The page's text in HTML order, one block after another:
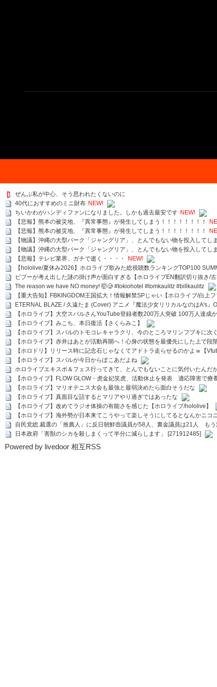
ぜんぶ私が中心、そう思われたくないのに
40代におすすめのミニ財布 NEW!
ちいかわがハンディファンになりました。しかも過去最安です NEW!
【悲報】熊本の被災地、『異常事態』が発生してしまう！！！！！！！！
【悲報】熊本の被災地、『異常事態』が発生してしまう！！！！！！！！
【物議】沖縄の大型パーク「ジャングリア」、とんでもない物を投入してし
【物議】沖縄の大型パーク「ジャングリア」、とんでもない物を投入してし
【悲報】テレビ業界、ガチで逝く・・・・
NEW!
【hololive/夏休み2026】ホロライブ歌みた総視聴数ランキングTOP100
ビブーが考え出した謎の掛け声が面白すぎる【ホロライブEN翻訳切り抜き/
The reason we have NO money! 🤯🥲 #tokiohotel #tomkaulitz #billkaulitz
【重大告知】FBKINGDOM王国拡大！情報解禁SPじゃい【ホロライブ/白上
ETERNAL BLAZE / 久遠たま (Cover) アニメ『魔法少女リリカルなのはA's』
【ホロライブ】大空スバルさんYouTube登録者数200万人突破 100万人達成
【ホロライブ】みこち、本日復活【さくらみこ】
【ホロライブ】スバルのトモコレキャラクリ、今のところマリンフブキに
【ホロライブ】赤井はあとが活動再開へ！心身の状態を最優先にした上で段
【ホロドリ】リリース時に記念石じゃなくてアドトラ走らせるのかよｗ【
【ホロライブ】スバルが今日からぽこあだよね
ホロライブエキスポ＆フェス行ってきて、とんでもないことに気付いたんだ
【ホロライブ】FLOW GLOW・虎金妃笑虎、活動休止を発表 適応障害で療
【ホロライブ】マリオテニス大会も最強と最弱決めたら面白そうだな
【ホロライブ】真面目な話するとマリアやり過ぎではあったな
【ホロライブ】改めてラジオ体操の有能さを感じた【ホロライブ/hololive】
【ホロライブ】海外勢が日本来てこうやって楽しそうにしてるとなんかニコ
自民党総.裁選の「推薦人」に反日朝鮮壺議員が58人、裏金議員は21人 も
日本政府「害獣のシカを殺しまくって半分に減らします」 [271912485]
Powered by livedoor 相互RSS